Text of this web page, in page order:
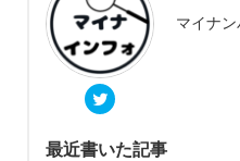
マイナ
最近書いた記事